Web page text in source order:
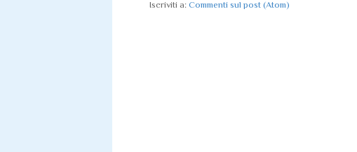
Iscriviti a: Commenti sul post (Atom)